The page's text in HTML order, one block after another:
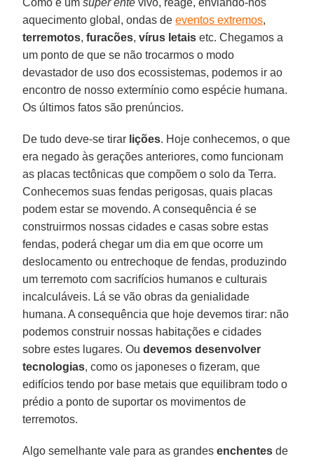
aquecimento global, ondas deeventos extremos,
terremotos,furacões,vírus letais etc. Chegamos a
um ponto de que se não trocarmos o modo
devastador de uso dos ecossistemas, podemos ir ao
encontro de nosso extermínio como espécie humana.
Os últimos fatos são prenúncios.
De tudo deve-se tirar lições. Hoje conhecemos, o que
era negado às gerações anteriores, como funcionam
as placas tectônicas que compõem o solo da Terra.
Conhecemos suas fendas perigosas, quais placas
podem estar se movendo. A consequência é se
construirmos nossas cidades e casas sobre estas
fendas, poderá chegar um dia em que ocorre um
deslocamento ou entrechoque de fendas, produzindo
um terremoto com sacrifícios humanos e culturais
incalculáveis. Lá se vão obras da genialidade
humana. A consequência que hoje devemos tirar: não
podemos construir nossas habitações e cidades
sobre estes lugares. Oudevemos desenvolver
tecnologias, como os japoneses o fizeram, que
edifícios tendo por base metais que equilibram todo o
prédio a ponto de suportar os movimentos de
terremotos.
Algo semelhante vale para as grandesenchentes de